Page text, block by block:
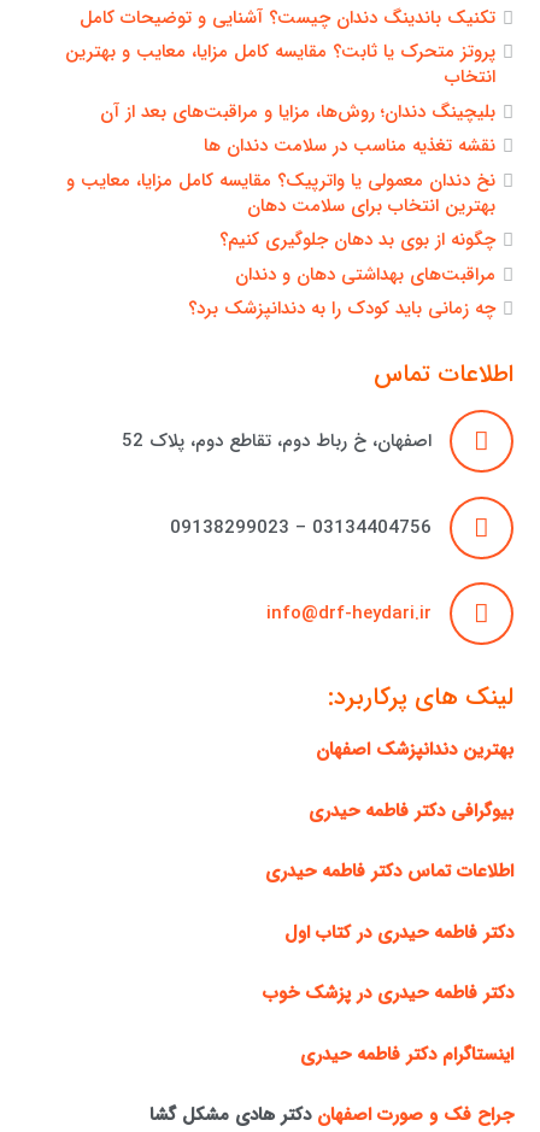
تکنیک باندینگ دندان چیست؟ آشنایی و توضیحات کامل
پروتز متحرک یا ثابت؟ مقایسه کامل مزایا، معایب و بهترین
انتخاب
بلیچینگ دندان؛ روش‌ها، مزایا و مراقبت‌های بعد از آن
نقشه تغذیه مناسب در سلامت دندان ها
نخ دندان معمولی یا واترپیک؟ مقایسه کامل مزایا، معایب و
بهترین انتخاب برای سلامت دهان
چگونه از بوی بد دهان جلوگیری کنیم؟
مراقبت‌های بهداشتی دهان و دندان
چه زمانی باید کودک را به دندانپزشک برد؟
اطلاعات تماس
اصفهان، خ رباط دوم، تقاطع دوم، پلاک 52
03134404756 – 09138299023
info@drf-heydari.ir
لینک های پرکاربرد:
بهترین دندانپزشک اصفهان
بیوگرافی دکتر فاطمه حیدری
اطلاعات تماس دکتر فاطمه حیدری
دکتر فاطمه حیدری در کتاب اول
دکتر فاطمه حیدری در پزشک خوب
اینستاگرام دکتر فاطمه حیدری
جراح فک و صورت اصفهان دکتر هادی مشکل گشا